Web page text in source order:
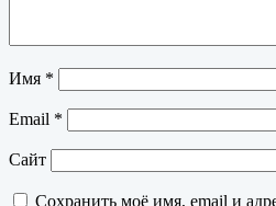
Имя *
Email *
Сайт
Сохранить моё имя, email и